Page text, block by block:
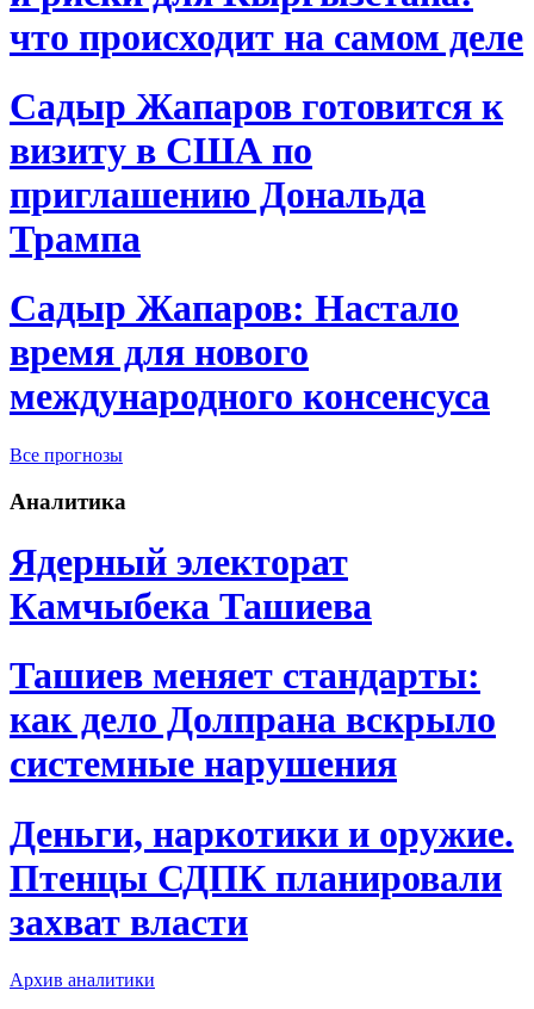
что происходит на самом деле
Садыр Жапаров готовится к
визиту в США по
приглашению Дональда
Трампа
Садыр Жапаров: Настало
время для нового
международного консенсуса
Все прогнозы
Аналитика
Ядерный электорат
Камчыбека Ташиева
Ташиев меняет стандарты:
как дело Долпрана вскрыло
системные нарушения
Деньги, наркотики и оружие.
Птенцы СДПК планировали
захват власти
Архив аналитики